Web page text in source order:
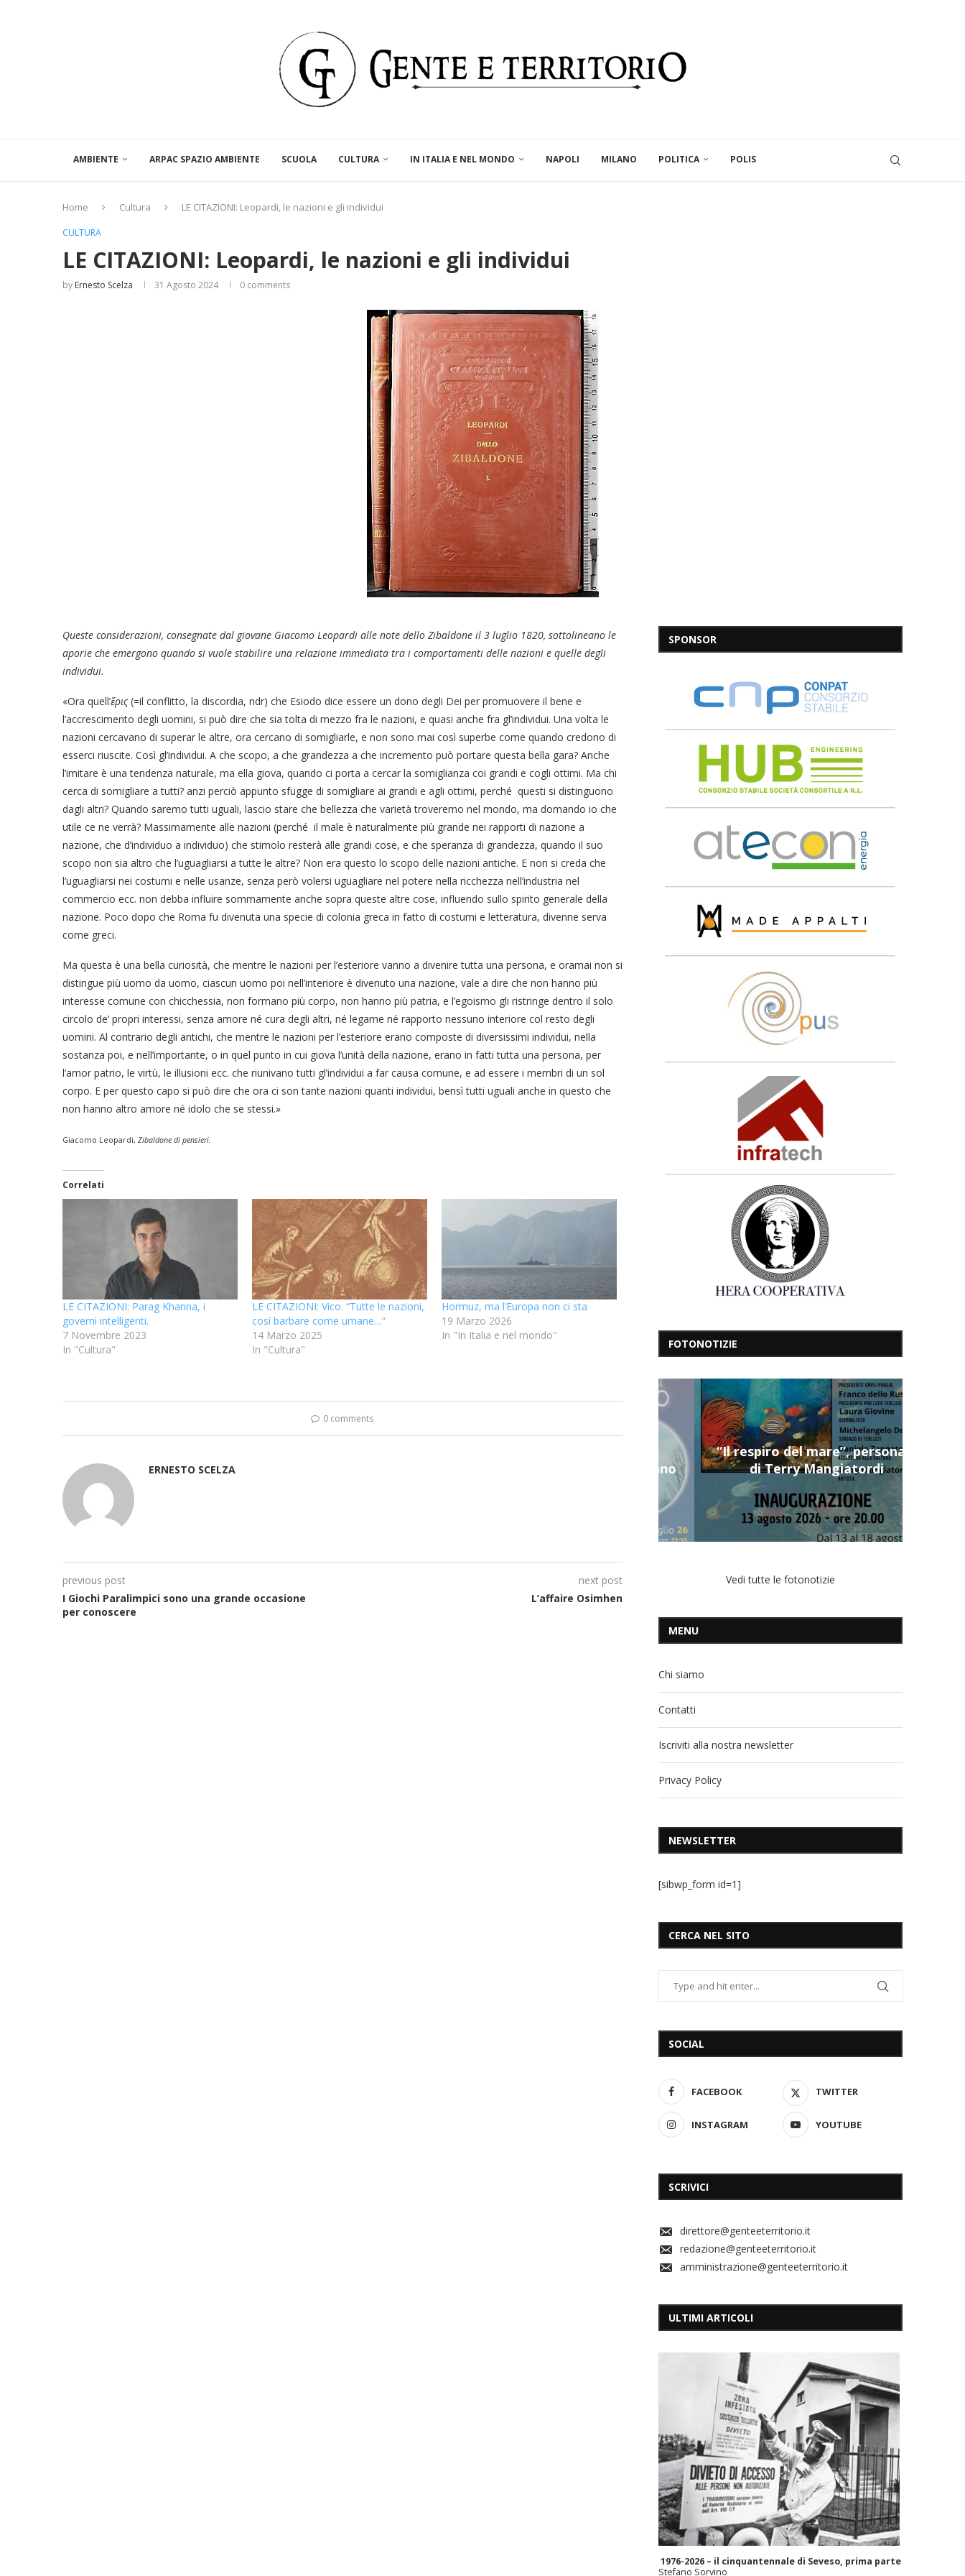
AMBIENTE ARPAC SPAZIO AMBIENTE SCUOLA CULTURA IN ITALIA E NEL MONDO NAPOLI MILANO POLITICA POLIS
Home Cultura LE CITAZIONI: Leopardi, le nazioni e gli individui
CULTURA
LE CITAZIONI: Leopardi, le nazioni e gli individui
by Ernesto Scelza 31 Agosto 2024 0 comments
Queste considerazioni, consegnate dal giovane Giacomo Leopardi alle note dello Zibaldone il 3 luglio 1820, sottolineano le
aporie che emergono quando si vuole stabilire una relazione immediata tra i comportamenti delle nazioni e quelle degli
individui.
«Ora quell’ἔρις(=il conflitto, la discordia, ndr) che Esiodo dice essere un dono degli Dei per promuovere il bene e
l’accrescimento degli uomini, si può dire che sia tolta di mezzo fra le nazioni, e quasi anche fra gl’individui. Una volta le
nazioni cercavano di superar le altre, ora cercano di somigliarle, e non sono mai così superbe come quando credono di
esserci riuscite. Così gl’individui. A che scopo, a che grandezza a che incremento può portare questa bella gara? Anche
l’imitare è una tendenza naturale, ma ella giova, quando ci porta a cercar la somiglianza coi grandi e cogli ottimi. Ma chi
cerca di somigliare a tutti? anzi perciò appunto sfugge di somigliare ai grandi e agli ottimi, perché questi si distinguono
dagli altri? Quando saremo tutti uguali, lascio stare che bellezza che varietà troveremo nel mondo, ma domando io che
utile ce ne verrà? Massimamente alle nazioni (perché il male è naturalmente più grande nei rapporti di nazione a
nazione, che d’individuo a individuo) che stimolo resterà alle grandi cose, e che speranza di grandezza, quando il suo
scopo non sia altro che l’uguagliarsi a tutte le altre? Non era questo lo scopo delle nazioni antiche. E non si creda che
l’uguagliarsi nei costumi e nelle usanze, senza però volersi uguagliare nel potere nella ricchezza nell’industria nel
commercio ecc. non debba influire sommamente anche sopra queste altre cose, influendo sullo spirito generale della
nazione. Poco dopo che Roma fu divenuta una specie di colonia greca in fatto di costumi e letteratura, divenne serva
come greci.
Ma questa è una bella curiosità, che mentre le nazioni per l’esteriore vanno a divenire tutta una persona, e oramai non si
distingue più uomo da uomo, ciascun uomo poi nell’interiore è divenuto una nazione, vale a dire che non hanno più
interesse comune con chicchessia, non formano più corpo, non hanno più patria, e l’egoismo gli ristringe dentro il solo
circolo de’ propri interessi, senza amore né cura degli altri, né legame né rapporto nessuno interiore col resto degli
uomini. Al contrario degli antichi, che mentre le nazioni per l’esteriore erano composte di diversissimi individui, nella
sostanza poi, e nell’importante, o in quel punto in cui giova l’unità della nazione, erano in fatti tutta una persona, per
l’amor patrio, le virtù, le illusioni ecc. che riunivano tutti gl’individui a far causa comune, e ad essere i membri di un sol
corpo. E per questo capo si può dire che ora ci son tante nazioni quanti individui, bensì tutti uguali anche in questo che
non hanno altro amore né idolo che se stessi.»
Giacomo Leopardi, Zibaldone di pensieri.
Correlati
LE CITAZIONI: Parag Khanna, i
governi intelligenti.
7 Novembre 2023
In "Cultura"
LE CITAZIONI: Vico. “Tutte le nazioni,
così barbare come umane…”
14 Marzo 2025
In "Cultura"
Hormuz, ma l’Europa non ci sta
19 Marzo 2026
In "In Italia e nel mondo"
0 comments
ERNESTO SCELZA
previous post
I Giochi Paralimpici sono una grande occasione
per conoscere
next post
L’affaire Osimhen
SPONSOR
FOTONOTIZIE
“Il respiro del mare”, personale
di Terry Mangiatordi
Vedi tutte le fotonotizie
MENU
Chi siamo
Contatti
Iscriviti alla nostra newsletter
Privacy Policy
NEWSLETTER
[sibwp_form id=1]
CERCA NEL SITO
SOCIAL
FACEBOOK TWITTER
INSTAGRAM YOUTUBE
SCRIVICI
direttore@genteeterritorio.it
redazione@genteeterritorio.it
amministrazione@genteeterritorio.it
ULTIMI ARTICOLI
1976-2026 – il cinquantennale di Seveso, prima parte
Stefano Sorvino